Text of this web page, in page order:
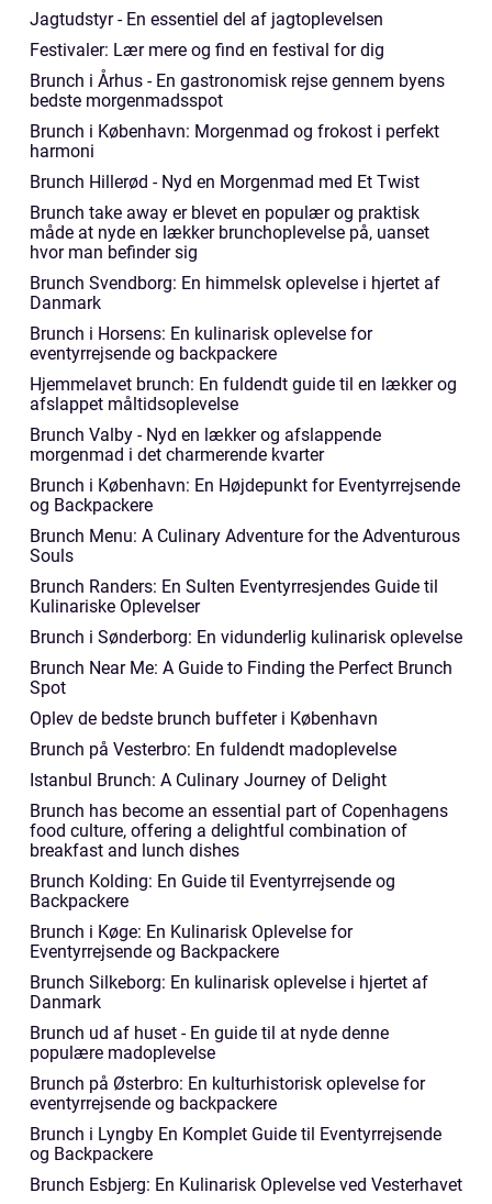
Jagtudstyr - En essentiel del af jagtoplevelsen
Festivaler: Lær mere og find en festival for dig
Brunch i Århus - En gastronomisk rejse gennem byens
bedste morgenmadsspot
Brunch i København: Morgenmad og frokost i perfekt
harmoni
Brunch Hillerød - Nyd en Morgenmad med Et Twist
Brunch take away er blevet en populær og praktisk
måde at nyde en lækker brunchoplevelse på, uanset
hvor man befinder sig
Brunch Svendborg: En himmelsk oplevelse i hjertet af
Danmark
Brunch i Horsens: En kulinarisk oplevelse for
eventyrrejsende og backpackere
Hjemmelavet brunch: En fuldendt guide til en lækker og
afslappet måltidsoplevelse
Brunch Valby - Nyd en lækker og afslappende
morgenmad i det charmerende kvarter
Brunch i København: En Højdepunkt for Eventyrrejsende
og Backpackere
Brunch Menu: A Culinary Adventure for the Adventurous
Souls
Brunch Randers: En Sulten Eventyrresjendes Guide til
Kulinariske Oplevelser
Brunch i Sønderborg: En vidunderlig kulinarisk oplevelse
Brunch Near Me: A Guide to Finding the Perfect Brunch
Spot
Oplev de bedste brunch buffeter i København
Brunch på Vesterbro: En fuldendt madoplevelse
Istanbul Brunch: A Culinary Journey of Delight
Brunch has become an essential part of Copenhagens
food culture, offering a delightful combination of
breakfast and lunch dishes
Brunch Kolding: En Guide til Eventyrrejsende og
Backpackere
Brunch i Køge: En Kulinarisk Oplevelse for
Eventyrrejsende og Backpackere
Brunch Silkeborg: En kulinarisk oplevelse i hjertet af
Danmark
Brunch ud af huset - En guide til at nyde denne
populære madoplevelse
Brunch på Østerbro: En kulturhistorisk oplevelse for
eventyrrejsende og backpackere
Brunch i Lyngby En Komplet Guide til Eventyrrejsende
og Backpackere
Brunch Esbjerg: En Kulinarisk Oplevelse ved Vesterhavet